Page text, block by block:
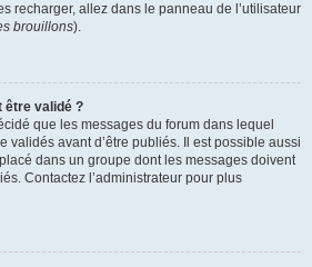
recharger, allez dans le panneau de l’utilisateur
brouillons).
être validé ?
que les messages du forum dans lequel
validés avant d’être publiés. Il est possible aussi
dans un groupe dont les messages doivent
Contactez l’administrateur pour plus